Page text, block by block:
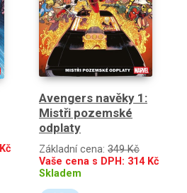
Kč
Avengers navěky 1:
Mistři pozemské
odplaty
Základní cena: 349 Kč
Vaše cena s DPH: 314Kč
Skladem